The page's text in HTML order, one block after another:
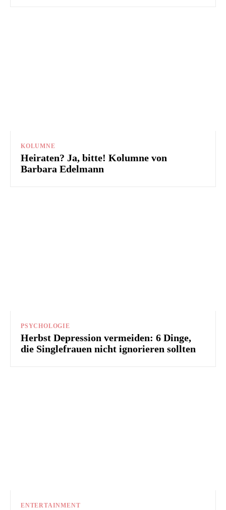
KOLUMNE
Heiraten? Ja, bitte! Kolumne von
Barbara Edelmann
PSYCHOLOGIE
Herbst Depression vermeiden: 6 Dinge,
die Singlefrauen nicht ignorieren sollten
ENTERTAINMENT